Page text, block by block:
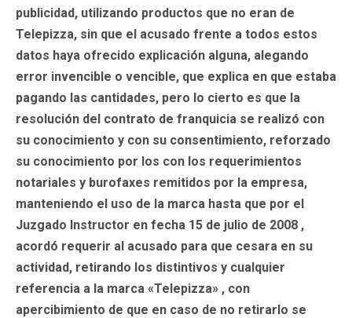
publicidad, utilizando productos que no eran de
Telepizza, sin que el acusado frente a todos estos
datos haya ofrecido explicación alguna, alegando
error invencible o vencible, que explica en que estaba
pagando las cantidades, pero lo cierto es que la
resolución del contrato de franquicia se realizó con
su conocimiento y con su consentimiento, reforzado
su conocimiento por los con los requerimientos
notariales y burofaxes remitidos por la empresa,
manteniendo el uso de la marca hasta que por el
Juzgado Instructor en fecha 15 de julio de 2008 ,
acordó requerir al acusado para que cesara en su
actividad, retirando los distintivos y cualquier
referencia a la marca «Telepizza» , con
apercibimiento de que en caso de no retirarlo se